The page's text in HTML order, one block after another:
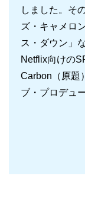
しました。そ
ズ・キャメロ
ス・ダウン」
Netflix向けの
Carbon（原題
ブ・プロデュ